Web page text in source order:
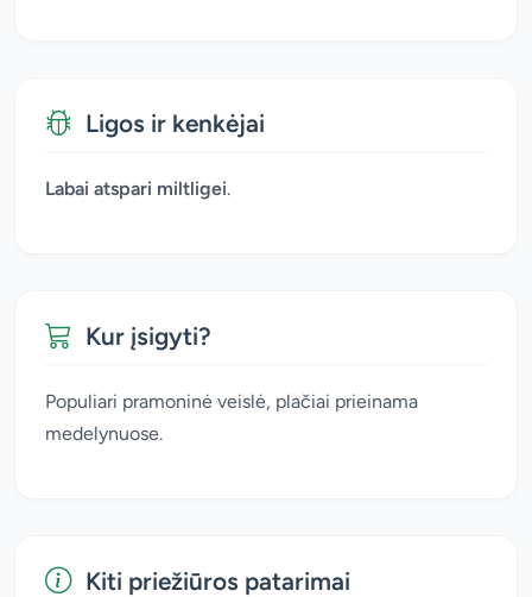
Ligos ir kenkėjai
Labai atspari miltligei.
Kur įsigyti?
Populiari pramoninė veislė, plačiai prieinama
medelynuose.
Kiti priežiūros patarimai